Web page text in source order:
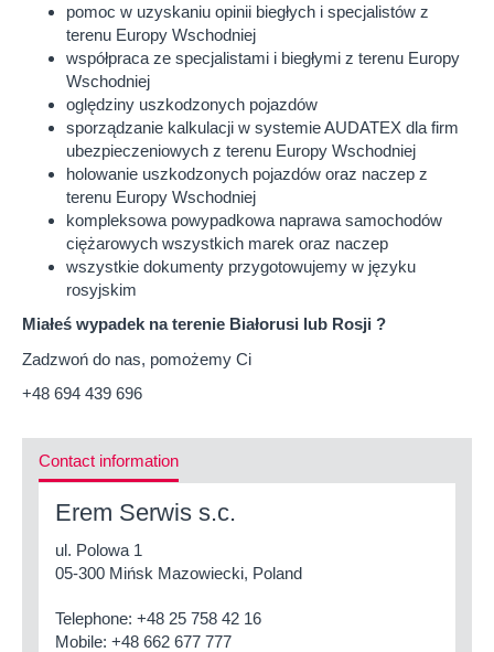
pomoc w uzyskaniu opinii biegłych i specjalistów z
terenu Europy Wschodniej
współpraca ze specjalistami i biegłymi z terenu Europy
Wschodniej
oględziny uszkodzonych pojazdów
sporządzanie kalkulacji w systemie AUDATEX dla firm
ubezpieczeniowych z terenu Europy Wschodniej
holowanie uszkodzonych pojazdów oraz naczep z
terenu Europy Wschodniej
kompleksowa powypadkowa naprawa samochodów
ciężarowych wszystkich marek oraz naczep
wszystkie dokumenty przygotowujemy w języku
rosyjskim
Miałeś wypadek na terenie Białorusi lub Rosji ?
Zadzwoń do nas, pomożemy Ci
+48 694 439 696
Contact information
Erem Serwis s.c.
ul. Polowa 1
05-300 Mińsk Mazowiecki, Poland
Telephone: +48 25 758 42 16
Mobile: +48 662 677 777